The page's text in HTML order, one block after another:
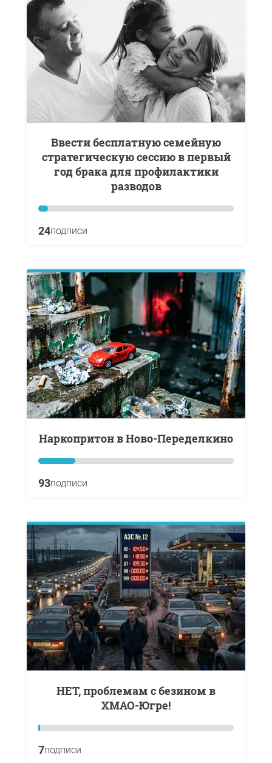
Ввести бесплатную семейную
стратегическую сессию в первый
год брака для профилактики
разводов
24подписи
Наркопритон в Ново-Переделкино
93подписи
НЕТ, проблемам с безином в
ХМАО-Югре!
7подписи